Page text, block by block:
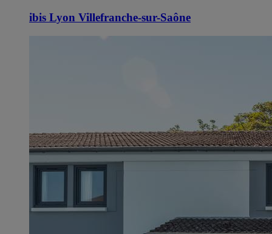
ibis Lyon Villefranche-sur-Saône